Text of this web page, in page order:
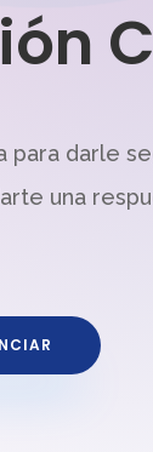
para darle
una